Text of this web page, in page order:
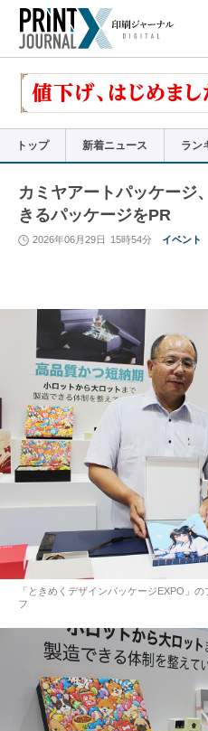
で
リ
トップ 新着ニュース ラン
カミヤアートパッケージ
きるパッケージをPR
2026年06月29日 15時54分 イベント
「ときめくデザインパッケージEXPO」
フ